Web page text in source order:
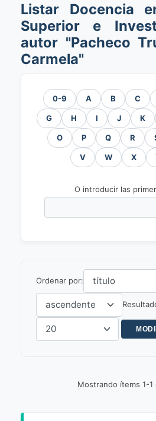
Listar Docencia
Superior e
autor "Pacheco
Carmela"
0-9 A B C
G H I J K
O P Q R
V W X
O introducir las
Ordenar por:
Mostrando ítems 1-1